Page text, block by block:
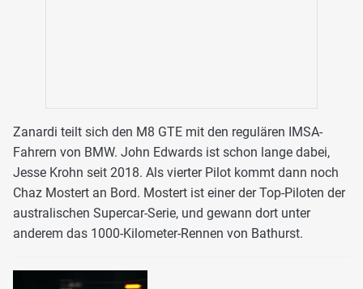
Zanardi teilt sich den M8 GTE mit den regulären IMSA-
Fahrern von BMW. John Edwards ist schon lange dabei,
Jesse Krohn seit 2018. Als vierter Pilot kommt dann noch
Chaz Mostert an Bord. Mostert ist einer der Top-Piloten der
australischen Supercar-Serie, und gewann dort unter
anderem das 1000-Kilometer-Rennen von Bathurst.